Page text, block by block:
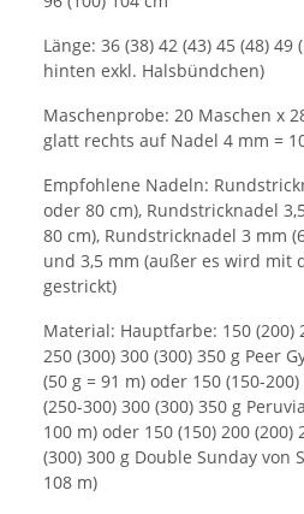
Länge: 36 (38) 42 (43) 45 (48)
hinten exkl. Halsbündchen)
Maschenprobe: 20 Maschen x
glatt rechts auf Nadel 4 mm =
Empfohlene Nadeln:
oder 80 cm), Rundstricknadel
80 cm), Rundstricknadel 3 mm
und 3,5 mm (außer es wird mit
gestrickt)
Material: Hauptfarbe: 150 (200)
250 (300) 300 (300) 350 g Peer
(50 g = 91 m) oder 150 (150-
(250-300) 300 (300) 350 g
100 m) oder 150 (150) 200 (200)
(300) 300 g Double Sunday von
108 m)